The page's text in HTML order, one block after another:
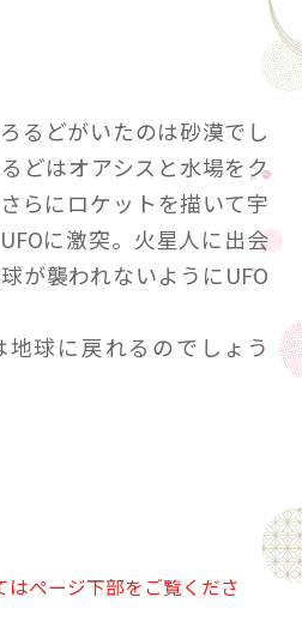
るどがいたのは砂漠でし
どはオアシスと水場をク
らにロケットを描いて宇
に激突。火星人に出会
が襲われないようにUFO
球に戻れるのでしょう
まれ。漫画家として『バ
て、ディズニーやモーリ
ン・オクセンバリーなど
ページ下部をご覧くださ